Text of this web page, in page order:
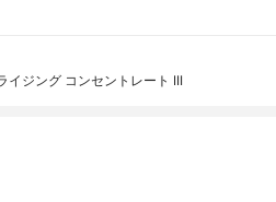
イジング コンセントレート III